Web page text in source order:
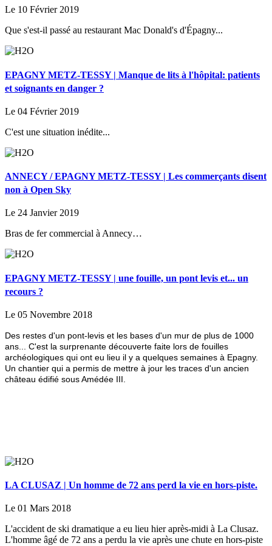
Le 10 Février 2019
Que s'est-il passé au restaurant Mac Donald's d'Épagny...
EPAGNY METZ-TESSY | Manque de lits à l'hôpital: patients
et soignants en danger ?
Le 04 Février 2019
C'est une situation inédite...
ANNECY / EPAGNY METZ-TESSY | Les commerçants disent
non à Open Sky
Le 24 Janvier 2019
Bras de fer commercial à Annecy…
EPAGNY METZ-TESSY | une fouille, un pont levis et... un
recours ?
Le 05 Novembre 2018
Des restes d'un pont-levis et les bases d'un mur de plus de 1000
ans... C'est la surprenante découverte faite lors de fouilles
archéologiques qui ont eu lieu il y a quelques semaines à Epagny.
Un chantier qui a permis de mettre à jour les traces d'un ancien
château édifié sous Amédée III.
LA CLUSAZ | Un homme de 72 ans perd la vie en hors-piste.
Le 01 Mars 2018
L'accident de ski dramatique a eu lieu hier après-midi à La Clusaz.
L'homme âgé de 72 ans a perdu la vie après une chute en hors-piste